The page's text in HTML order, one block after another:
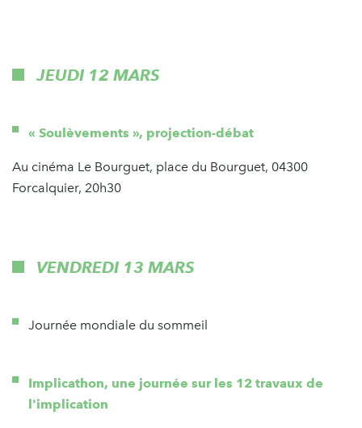
JEUDI 12 MARS
« Soulèvements », projection-débat
Au cinéma Le Bourguet, place du Bourguet, 04300
Forcalquier, 20h30
VENDREDI 13 MARS
Journée mondiale du sommeil
Implicathon, une journée sur les 12 travaux de
l'implication